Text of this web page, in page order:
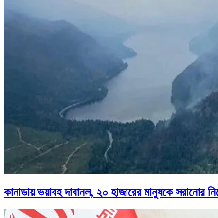
কানাডায় ভয়াবহ দাবানল, ২০ হাজারের মানুষকে সরানোর